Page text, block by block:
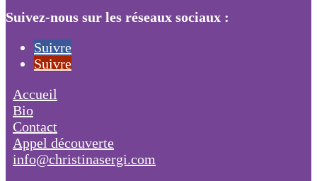
Suivez-nous sur les réseaux sociaux :
Suivre
Suivre
Accueil
Bio
Contact
Appel découverte
info@christinasergi.com